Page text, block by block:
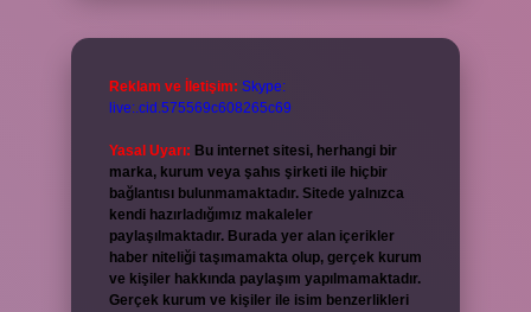
Reklam ve İletişim: Skype:
live:.cid.575569c608265c69
Yasal Uyarı: Bu internet sitesi, herhangi bir
marka, kurum veya şahıs şirketi ile hiçbir
bağlantısı bulunmamaktadır. Sitede yalnızca
kendi hazırladığımız makaleler
paylaşılmaktadır. Burada yer alan içerikler
haber niteliği taşımamakta olup, gerçek kurum
ve kişiler hakkında paylaşım yapılmamaktadır.
Gerçek kurum ve kişiler ile isim benzerlikleri